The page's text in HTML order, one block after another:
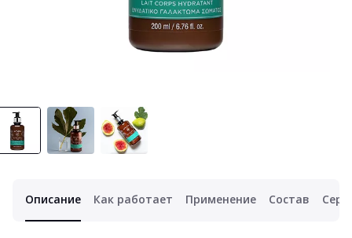
Описание Как работает Применение Состав